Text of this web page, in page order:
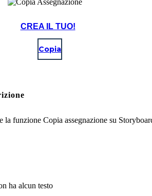
CREA IL TUO!
Copia
la funzione Copia assegnazione su
ha alcun testo